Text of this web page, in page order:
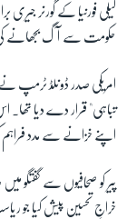
کیلی فورنیا کے گورنر
حکومت سے آگ بجھانے کی
امریکی صدر ڈونلڈ ٹرمپ
تباہی" قرار دے دیا تھا۔
اپنے خزانے سے مدد فراہم
پیر کو صحافیوں سے گفتگو
خراجِ تحسین پیش کیا جو